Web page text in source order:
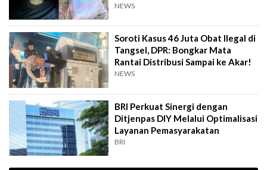
NEWS
Soroti Kasus 46 Juta Obat Ilegal di
Tangsel, DPR: Bongkar Mata
Rantai Distribusi Sampai ke Akar!
NEWS
BRI Perkuat Sinergi dengan
Ditjenpas DIY Melalui Optimalisasi
Layanan Pemasyarakatan
BRI